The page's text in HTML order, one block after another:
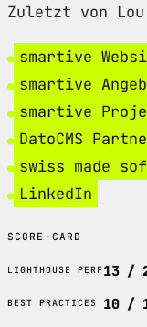
Zuletzt von
smartive
smartive
smartive
DatoCMS
swiss made
LinkedIn
SCORE-CARD
LIGHTHOUSE PERF13 /
BEST PRACTICES 10 /